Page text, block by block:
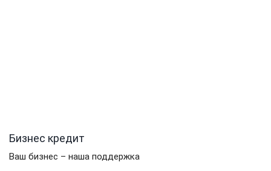
Бизнес кредит
Ваш бизнес – наша поддержка